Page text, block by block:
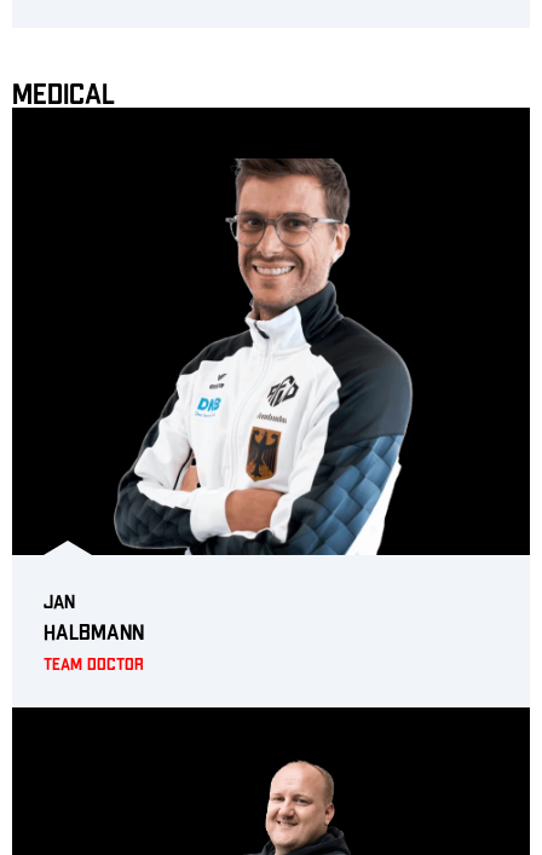
Medical
Jan
Halbmann
Team Doctor